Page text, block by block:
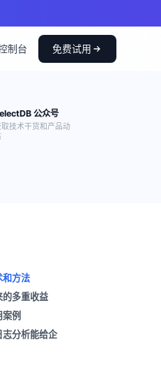
制台 免费试用
公众号
技术干货和产品动
和方法
的多重收益
例
志分析能给企